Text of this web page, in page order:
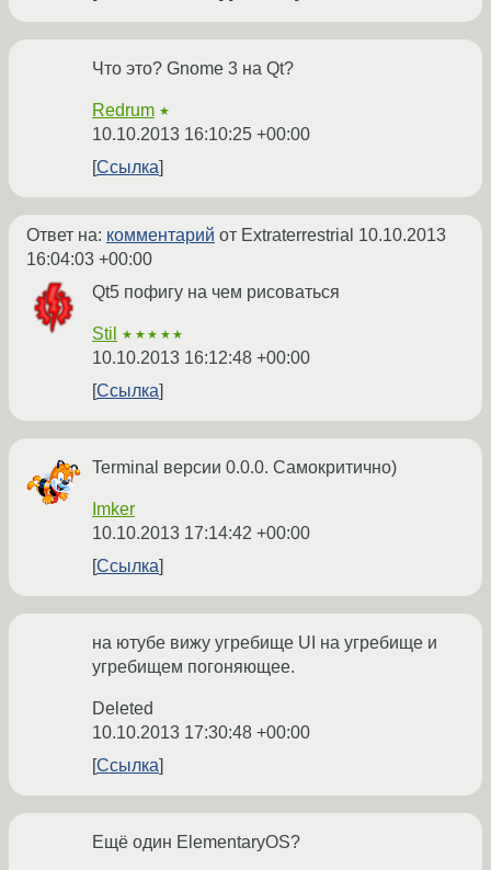
Что это? Gnome 3 на Qt?
Redrum ★
10.10.2013 16:10:25 +00:00
Ссылка
Ответ на: комментарий от Extraterrestrial 10.10.2013
16:04:03 +00:00
Qt5 пофигу на чем рисоваться
Stil ★★★★★
10.10.2013 16:12:48 +00:00
Ссылка
Terminal версии 0.0.0. Самокритично)
Imker
10.10.2013 17:14:42 +00:00
Ссылка
на ютубе вижу угребище UI на угребище и
угребищем погоняющее.
Deleted
10.10.2013 17:30:48 +00:00
Ссылка
Ещё один ElementaryOS?